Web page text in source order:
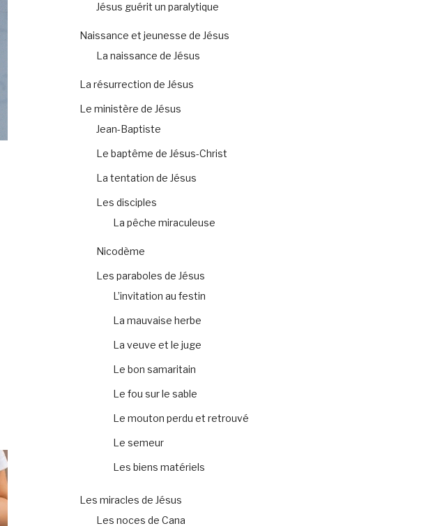
Jésus guérit un paralytique
Naissance et jeunesse de Jésus
La naissance de Jésus
La résurrection de Jésus
Le ministère de Jésus
Jean-Baptiste
Le baptême de Jésus-Christ
La tentation de Jésus
Les disciples
La pêche miraculeuse
Nicodème
Les paraboles de Jésus
L’invitation au festin
La mauvaise herbe
La veuve et le juge
Le bon samaritain
Le fou sur le sable
Le mouton perdu et retrouvé
Le semeur
Les biens matériels
Les miracles de Jésus
Les noces de Cana